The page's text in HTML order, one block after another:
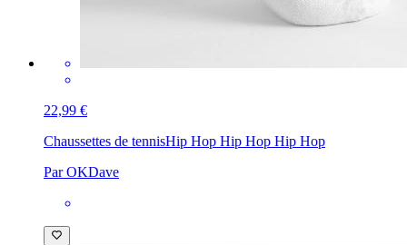
22,99 €
Chaussettes de tennisHip Hop Hip Hop Hip Hop
Par OKDave